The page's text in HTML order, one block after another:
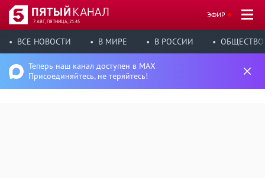
7 АВГ, ПЯТНИЦА, 21:45
ЭФИР
ВСЕ НОВОСТИ В МИРЕ В РОССИИ ОБЩЕСТВО
Теперь наш канал доступен в MAX
Присоединяйтесь, не теряйтесь!